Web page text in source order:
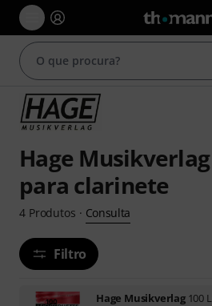
Hage
para clarinete
4 Produtos · Consulta
Filtro
Hage Musikverlag 100